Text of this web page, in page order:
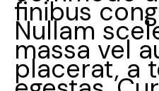
finibus
Nullam
massa vel
placerat, a